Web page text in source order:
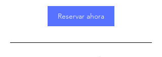
m
n
Reservar ahora